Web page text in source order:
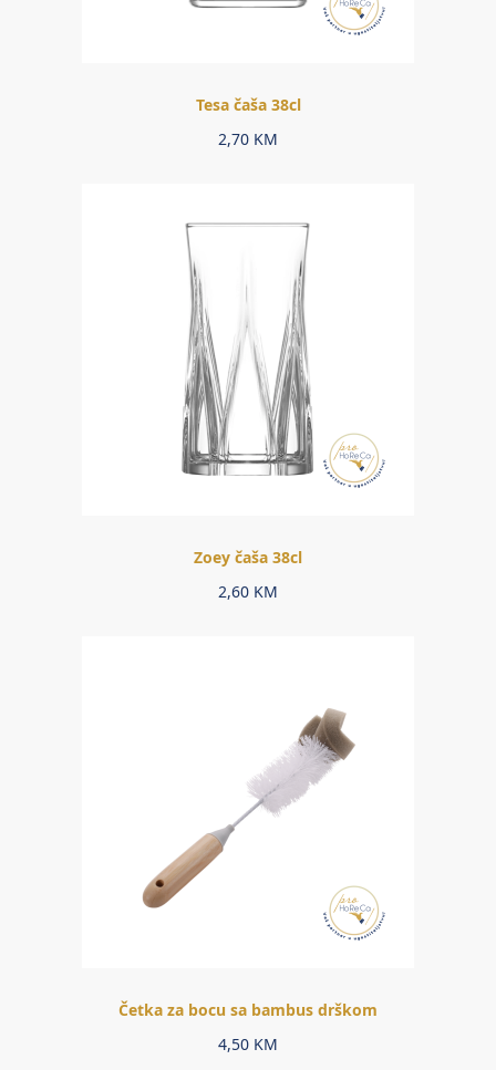
Tesa čaša 38cl
2,70 KM
Zoey čaša 38cl
2,60 KM
Četka za bocu sa bambus drškom
4,50 KM